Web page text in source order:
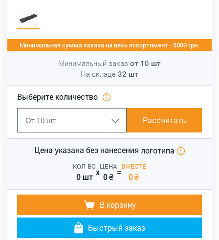
Минимальная сумма заказа на весь ассортимент - 5000 грн.
Минимальный заказ от 10 шт
На складе 32 шт
Выберите количество
Рассчитать
Цена указана без нанесения логотипа
КОЛ-ВО
0 шт x
ЦЕНА
0₴ =
ВМЕСТЕ
0₴
В корзину
Быстрый заказ